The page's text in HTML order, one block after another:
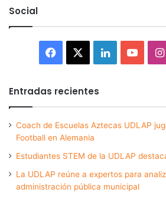
Social
Facebook LinkedIn
Entradas recientes
Coach de Escuelas Aztecas UDLAP
Football en Alemania
Estudiantes STEM de la UDLAP
La UDLAP reúne a expertos para
administración pública municipal